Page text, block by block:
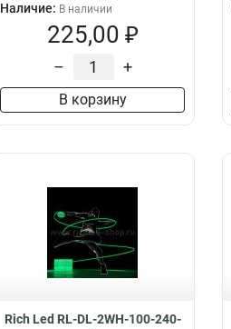
Наличие: В наличии
225,00 ₽
– +
В корзину
Rich Led RL-DL-2WH-100-240-